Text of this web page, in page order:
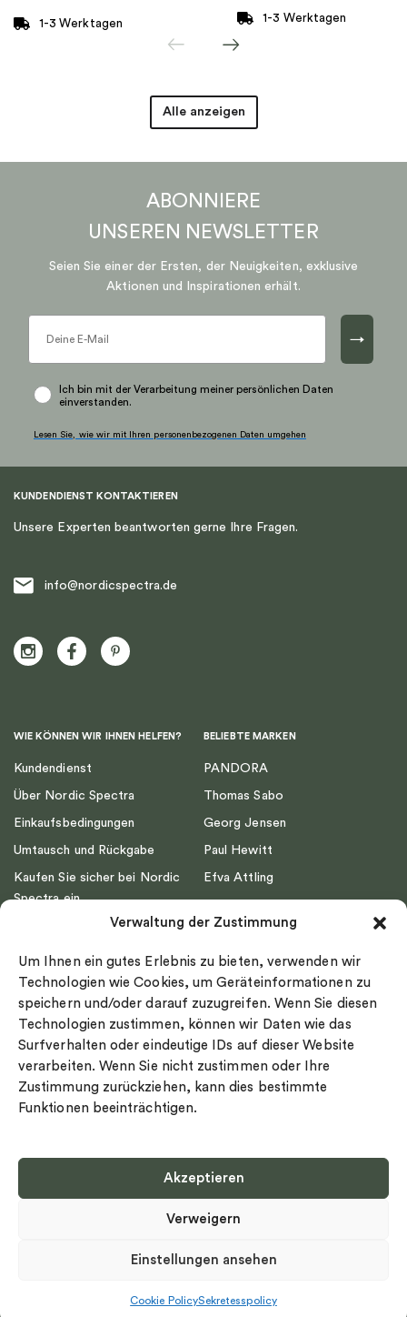
Verwaltung der Zustimmung
Um Ihnen ein gutes Erlebnis zu bieten, verwenden wir
Technologien wie Cookies, um Geräteinformationen zu
speichern und/oder darauf zuzugreifen. Wenn Sie diesen
Technologien zustimmen, können wir Daten wie das
Surfverhalten oder eindeutige IDs auf dieser Website
verarbeiten. Wenn Sie nicht zustimmen oder Ihre
Zustimmung zurückziehen, kann dies bestimmte
Funktionen beeinträchtigen.
Akzeptieren
Verweigern
Einstellungen ansehen
Cookie PolicySekretesspolicy
1-3 Werktagen 1-3 Werktagen
Alle anzeigen
ABONNIERE
UNSEREN NEWSLETTER
Seien Sie einer der Ersten, der Neuigkeiten, exklusive
Aktionen und Inspirationen erhält.
→
Ich bin mit der Verarbeitung meiner persönlichen Daten
einverstanden.
Lesen Sie, wie wir mit Ihren personenbezogenen Daten umgehen
KUNDENDIENST KONTAKTIEREN
Unsere Experten beantworten gerne Ihre Fragen.
info@nordicspectra.de
WIE KÖNNEN WIR IHNEN HELFEN?
Kundendienst
Über Nordic Spectra
Einkaufsbedingungen
Umtausch und Rückgabe
Kaufen Sie sicher bei Nordic
Spectra ein
Impressum
Ringgröße
Widerrufsrecht
Cookie-policy
Sekretesspolicy
BELIEBTE MARKEN
PANDORA
Thomas Sabo
Georg Jensen
Paul Hewitt
Efva Attling
Drakenberg Sjölin
Nordic Spectra
Select country
Datenschutz-Bestimmungen
Urheberrecht 2026 Nordic Spectra Alle Rechte vorbehalten